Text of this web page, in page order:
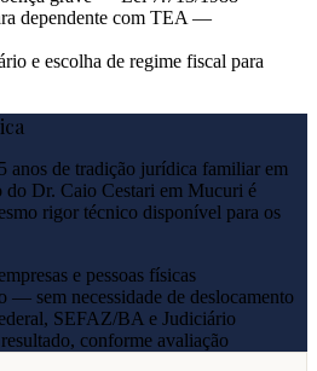
dependente com TEA —
e escolha de regime fiscal para
anos de tradição jurídica familiar em
Dr. Caio Cestari em Mucuri é
rigor técnico disponível para os
e pessoas físicas
— sem necessidade de deslocamento
SEFAZ/BA e Judiciário
conforme avaliação